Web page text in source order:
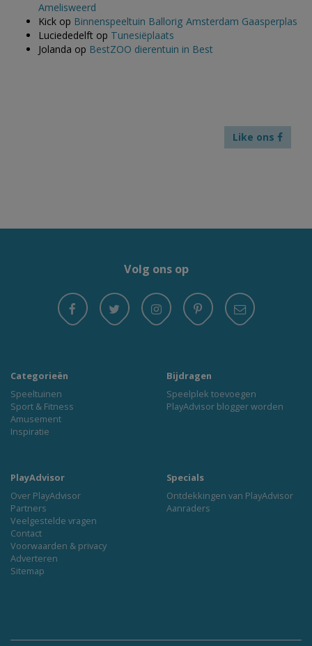
Amelisweerd
Kick op Binnenspeeltuin Ballorig Amsterdam Gaasperplas
Luciededelft op Tunesiëplaats
Jolanda op BestZOO dierentuin in Best
Like ons
Volg ons op
Categorieën
Speeltuinen
Sport & Fitness
Amusement
Inspiratie
Bijdragen
Speelplek toevoegen
PlayAdvisor blogger worden
PlayAdvisor
Over PlayAdvisor
Partners
Veelgestelde vragen
Contact
Voorwaarden & privacy
Adverteren
Sitemap
Specials
Ontdekkingen van PlayAdvisor
Aanraders